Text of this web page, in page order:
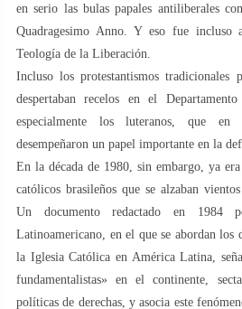
en serio las bulas papales antiliberales
Quadragesimo Anno. Y eso fue
Teología de la Liberación.
Incluso los protestantismos tradicionales
despertaban recelos en el Departamento
especialmente los luteranos, que en
desempeñaron un papel importante en la
En la década de 1980, sin embargo, ya
católicos brasileños que se alzaban
Un documento redactado en 1984
Latinoamericano, en el que se abordan los
la Iglesia Católica en América Latina,
fundamentalistas» en el continente,
políticas de derechas, y asocia este